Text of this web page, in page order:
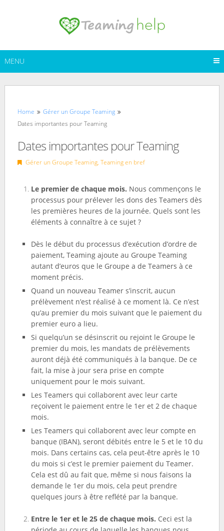
MENU
Home
Gérer un Groupe Teaming
Dates importantes pour Teaming
Dates importantes pour Teaming
Gérer un Groupe Teaming, Teaming en bref
Le premier de chaque mois. Nous commençons le
processus pour prélever les dons des Teamers dès
les premières heures de la journée. Quels sont les
éléments à connaître à ce sujet ?
Dès le début du processus d’exécution d’ordre de
paiement, Teaming ajoute au Groupe Teaming
autant d’euros que le Groupe a de Teamers à ce
moment précis.
Quand un nouveau Teamer s’inscrit, aucun
prélèvement n’est réalisé à ce moment là. Ce n’est
qu’au premier du mois suivant que le paiement du
premier euro a lieu.
Si quelqu’un se désinscrit ou rejoint le Groupe le
premier du mois, les mandats de prélèvements
auront déjà été communiqués à la banque. De ce
fait, la mise à jour sera prise en compte
uniquement pour le mois suivant.
Les Teamers qui collaborent avec leur carte
reçoivent le paiement entre le 1er et 2 de chaque
mois.
Les Teamers qui collaborent avec leur compte en
banque (IBAN), seront débités entre le 5 et le 10 du
mois. Dans certains cas, cela peut-être après le 10
du mois si c’est le premier paiement du Teamer.
Cela est dû au fait que, même si nous faisons la
demande le 1er du mois, cela peut prendre
quelques jours à être reflété par la banque.
Entre le 1er et le 25 de chaque mois. Ceci est la